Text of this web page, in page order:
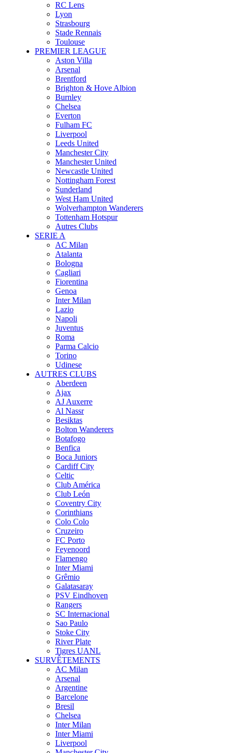
RC Lens
Lyon
Strasbourg
Stade Rennais
Toulouse
PREMIER LEAGUE
Aston Villa
Arsenal
Brentford
Brighton & Hove Albion
Burnley
Chelsea
Everton
Fulham FC
Liverpool
Leeds United
Manchester City
Manchester United
Newcastle United
Nottingham Forest
Sunderland
West Ham United
Wolverhampton Wanderers
Tottenham Hotspur
Autres Clubs
SERIE A
AC Milan
Atalanta
Bologna
Cagliari
Fiorentina
Genoa
Inter Milan
Lazio
Napoli
Juventus
Roma
Parma Calcio
Torino
Udinese
AUTRES CLUBS
Aberdeen
Ajax
AJ Auxerre
Al Nassr
Besiktas
Bolton Wanderers
Botafogo
Benfica
Boca Juniors
Cardiff City
Celtic
Club América
Club León
Coventry City
Corinthians
Colo Colo
Cruzeiro
FC Porto
Feyenoord
Flamengo
Inter Miami
Grêmio
Galatasaray
PSV Eindhoven
Rangers
SC Internacional
Sao Paulo
Stoke City
River Plate
Tigres UANL
SURVÊTEMENTS
AC Milan
Arsenal
Argentine
Barcelone
Bresil
Chelsea
Inter Milan
Inter Miami
Liverpool